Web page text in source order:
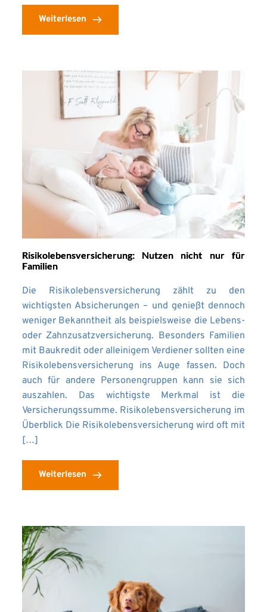
Weiterlesen
Risikolebensversicherung: Nutzen nicht nur für
Familien
Die Risikolebensversicherung zählt zu den
wichtigsten Absicherungen – und genießt dennoch
weniger Bekanntheit als beispielsweise die Lebens-
oder Zahnzusatzversicherung. Besonders Familien
mit Baukredit oder alleinigem Verdiener sollten eine
Risikolebensversicherung ins Auge fassen. Doch
auch für andere Personengruppen kann sie sich
auszahlen. Das wichtigste Merkmal ist die
Versicherungssumme. Risikolebensversicherung im
Überblick Die Risikolebensversicherung wird oft mit
[…]
Weiterlesen